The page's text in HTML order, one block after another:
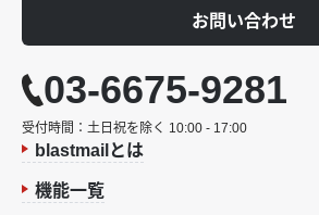
お問い合わせ
03-6675-9281
受付時間：土日祝を除く 10:00 - 17:00
blastmailとは
機能一覧